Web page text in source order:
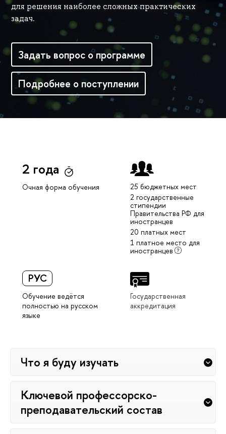
для решения наиболее сложных практических
задач.
Задать вопрос о программе
Подробнее о поступлении
2 года
Очная форма обучения
25 бюджетных мест
2 государственные
стипендии
Правительства РФ для
иностранцев
20 платных мест
1 платное место для
иностранцев
РУС
Обучение ведётся
полностью на русском
языке
Государственная
аккредитация
Что я буду изучать
Ключевой профессорско-
преподавательский состав